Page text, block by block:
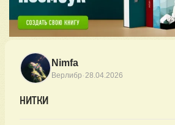
Nimfa
Верлибр ·28.04.2026
НИТКИ